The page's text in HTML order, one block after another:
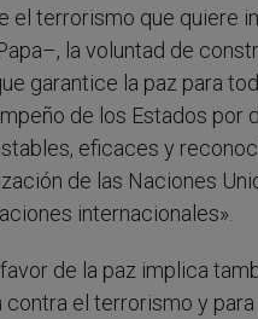
el terrorismo que quiere
la voluntad de
garantice la paz para
de los Estados por
eficaces y
de las Naciones
internacionales».
de la paz implica
contra el terrorismo y